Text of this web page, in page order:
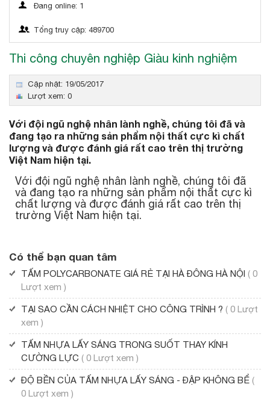
Đang online: 1
Tổng truy cập: 489700
Thi công chuyên nghiệp Giàu kinh nghiệm
Cập nhật: 19/05/2017
Lượt xem: 0
Với đội ngũ nghệ nhân lành nghề, chúng tôi đã và
đang tạo ra những sản phẩm nội thất cực kì chất
lượng và được đánh giá rất cao trên thị trường
Việt Nam hiện tại.
Với đội ngũ nghệ nhân lành nghề, chúng tôi đã
và đang tạo ra những sản phẩm nội thất cực kì
chất lượng và được đánh giá rất cao trên thị
trường Việt Nam hiện tại.
Có thể bạn quan tâm
TẤM POLYCARBONATE GIÁ RẺ TẠI HÀ ĐÔNG HÀ NỘI ( 0
Lượt xem )
TẠI SAO CẦN CÁCH NHIỆT CHO CÔNG TRÌNH ? ( 0 Lượt
xem )
TẤM NHỰA LẤY SÁNG TRONG SUỐT THAY KÍNH
CƯỜNG LỰC ( 0 Lượt xem )
ĐỘ BỀN CỦA TẤM NHỰA LẤY SÁNG - ĐẬP KHÔNG BỂ (
0 Lượt xem )